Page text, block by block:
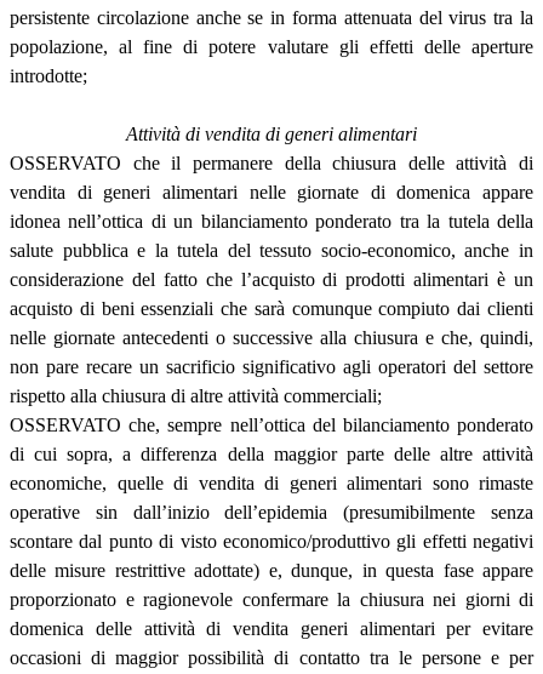
persistente circolazione anche se in forma attenuata del virus tra la
popolazione, al fine di potere valutare gli effetti delle aperture
introdotte;
Attività di vendita di generi alimentari
OSSERVATO che il permanere della chiusura delle attività di
vendita di generi alimentari nelle giornate di domenica appare
idonea nell’ottica di un bilanciamento ponderato tra la tutela della
salute pubblica e la tutela del tessuto socio-economico, anche in
considerazione del fatto che l’acquisto di prodotti alimentari è un
acquisto di beni essenziali che sarà comunque compiuto dai clienti
nelle giornate antecedenti o successive alla chiusura e che, quindi,
non pare recare un sacrificio significativo agli operatori del settore
rispetto alla chiusura di altre attività commerciali;
OSSERVATO che, sempre nell’ottica del bilanciamento ponderato
di cui sopra, a differenza della maggior parte delle altre attività
economiche, quelle di vendita di generi alimentari sono rimaste
operative sin dall’inizio dell’epidemia (presumibilmente senza
scontare dal punto di visto economico/produttivo gli effetti negativi
delle misure restrittive adottate) e, dunque, in questa fase appare
proporzionato e ragionevole confermare la chiusura nei giorni di
domenica delle attività di vendita generi alimentari per evitare
occasioni di maggior possibilità di contatto tra le persone e per